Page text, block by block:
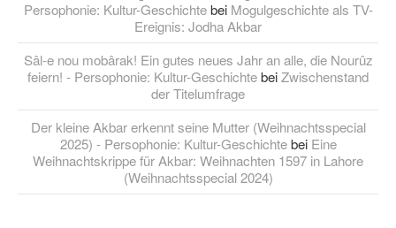
Persophonie: Kultur-Geschichtebei Mogulgeschichte als TV-
Ereignis: Jodha Akbar
Sâl-e nou mobârak! Ein gutes neues Jahr an alle, die Nourûz
feiern! - Persophonie: Kultur-GeschichtebeiZwischenstand
der Titelumfrage
Der kleine Akbar erkennt seine Mutter (Weihnachtsspecial
2025) - Persophonie: Kultur-Geschichtebei Eine
Weihnachtskrippe für Akbar: Weihnachten 1597 in Lahore
(Weihnachtsspecial 2024)